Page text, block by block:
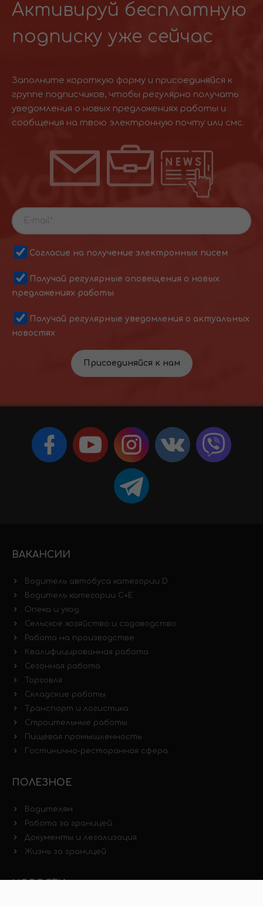
Активируй бесплатную
подписку уже сейчас
Заполните короткую форму и присоединяйся к
группе подписчиков, чтобы регулярно получать
уведомления о новых предложениях работы и
сообщения на твою электронную почту или смс.
Согласие на получение электронных писем
Получай регулярные оповещения о новых
предложениях работы
Получай регулярные уведомления о актуальных
новостях
Присоединяйся к нам
ВАКАНСИИ
Водитель автобуса категории D
Водитель категории C+E
Опека и уход
Сельское хозяйство и садоводство
Работа на производстве
Квалифицированная работа
Сезонная работа
Торговля
Складские работы
Транспорт и логистика
Строительные работы
Пищевая промышленность
Гостинично-ресторанная сфера
ПОЛЕЗНОЕ
Водителям
Работа за границей
Документы и легализация
Жизнь за границей